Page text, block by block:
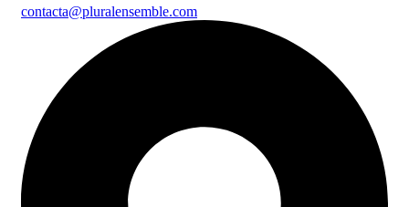
contacta@pluralensemble.com